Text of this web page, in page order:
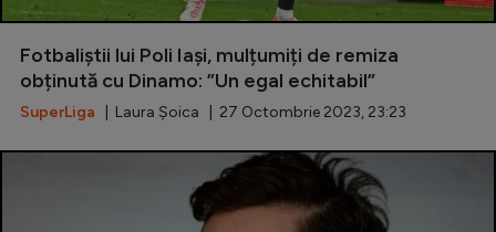
Fotbaliștii lui Poli Iași, mulțumiți de remiza
obținută cu Dinamo: ”Un egal echitabil”
SuperLiga | Laura Șoica | 27 Octombrie 2023, 23:23